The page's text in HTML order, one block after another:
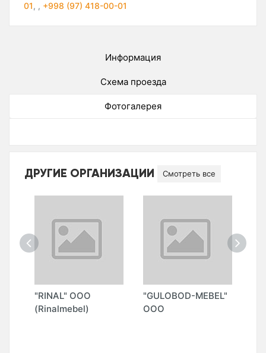
01, , +998 (97) 418-00-01
Информация
Схема проезда
Фотогалерея
ДРУГИЕ ОРГАНИЗАЦИИ Смотреть все
"RINAL" ООО
(Rinalmebel)
"GULOBOD-MEBEL"
ООО